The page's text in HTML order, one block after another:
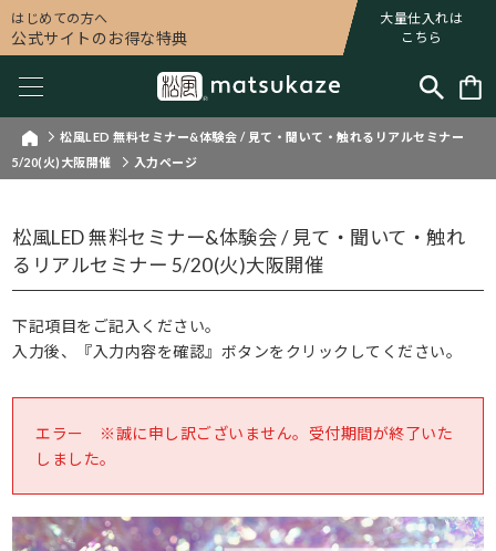
はじめての方へ
公式サイトのお得な特典
大量仕入れは
こちら
松風LED 無料セミナー&体験会 / 見て・聞いて・触れるリアルセミナー
5/20(火)大阪開催
入力ページ
松風LED 無料セミナー&体験会 / 見て・聞いて・触れ
るリアルセミナー 5/20(火)大阪開催
下記項目をご記入ください。
入力後、『入力内容を確認』ボタンをクリックしてください。
エラー ※誠に申し訳ございません。受付期間が終了いた
しました。